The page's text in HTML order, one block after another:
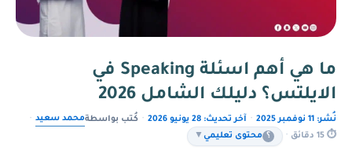
ما هي أهم اسئلة Speaking في
الايلتس؟ دليلك الشامل 2026
نُشر: 11 نوفمبر 2025 · آخر تحديث: 28 يونيو 2026 · كُتب بواسطةمحمد سعيد ·
⏱ 15 دقائق
· ؟ محتوى تعليمي ▼